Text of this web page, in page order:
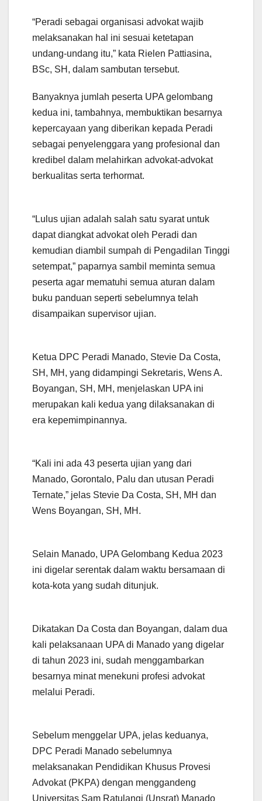
“Peradi sebagai organisasi advokat wajib
melaksanakan hal ini sesuai ketetapan
undang-undang itu,” kata Rielen Pattiasina,
BSc, SH, dalam sambutan tersebut.
Banyaknya jumlah peserta UPA gelombang
kedua ini, tambahnya, membuktikan besarnya
kepercayaan yang diberikan kepada Peradi
sebagai penyelenggara yang profesional dan
kredibel dalam melahirkan advokat-advokat
berkualitas serta terhormat.
“Lulus ujian adalah salah satu syarat untuk
dapat diangkat advokat oleh Peradi dan
kemudian diambil sumpah di Pengadilan Tinggi
setempat,” paparnya sambil meminta semua
peserta agar mematuhi semua aturan dalam
buku panduan seperti sebelumnya telah
disampaikan supervisor ujian.
Ketua DPC Peradi Manado, Stevie Da Costa,
SH, MH, yang didampingi Sekretaris, Wens A.
Boyangan, SH, MH, menjelaskan UPA ini
merupakan kali kedua yang dilaksanakan di
era kepemimpinannya.
“Kali ini ada 43 peserta ujian yang dari
Manado, Gorontalo, Palu dan utusan Peradi
Ternate,” jelas Stevie Da Costa, SH, MH dan
Wens Boyangan, SH, MH.
Selain Manado, UPA Gelombang Kedua 2023
ini digelar serentak dalam waktu bersamaan di
kota-kota yang sudah ditunjuk.
Dikatakan Da Costa dan Boyangan, dalam dua
kali pelaksanaan UPA di Manado yang digelar
di tahun 2023 ini, sudah menggambarkan
besarnya minat menekuni profesi advokat
melalui Peradi.
Sebelum menggelar UPA, jelas keduanya,
DPC Peradi Manado sebelumnya
melaksanakan Pendidikan Khusus Provesi
Advokat (PKPA) dengan menggandeng
Universitas Sam Ratulangi (Unsrat) Manado